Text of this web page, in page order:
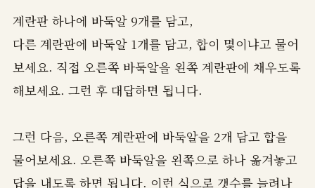
계란판 하나에 바둑알 9개를 담고,
다른 계란판에 바둑알 1개를 담고, 합이 몇이냐고 물어
보세요. 직접 오른쪽 바둑알을 왼쪽 계란판에 채우도록
해보세요. 그런 후 대답하면 됩니다.
그런 다음, 오른쪽 계란판에 바둑알을 2개 담고 합을
물어보세요. 오른쪽 바둑알을 왼쪽으로 하나 옮겨놓고
답을 내도록 하면 됩니다. 이런 식으로 갯수를 늘려나